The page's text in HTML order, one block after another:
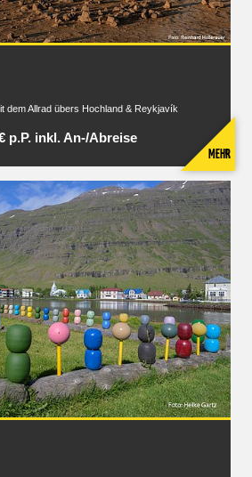
dem Allrad übers Hochland & Reykjavík
p.P. inkl. An-/Abreise
MEHR